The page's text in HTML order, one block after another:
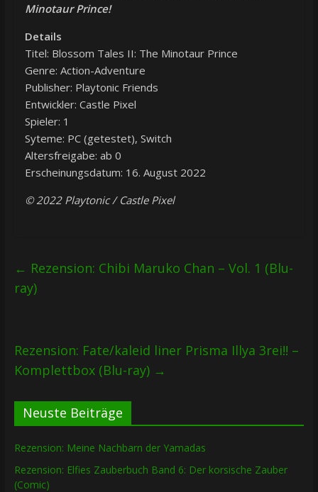
Minotaur Prince!
Details
Titel: Blossom Tales II: The Minotaur Prince
Genre: Action-Adventure
Publisher: Playtonic Friends
Entwickler: Castle Pixel
Spieler: 1
Syteme: PC (getestet), Switch
Altersfreigabe: ab 0
Erscheinungsdatum: 16. August 2022
© 2022 Playtonic / Castle Pixel
← Rezension: Chibi Maruko Chan – Vol. 1 (Blu-
ray)
Rezension: Fate/kaleid liner Prisma Illya 3rei!! –
Komplettbox (Blu-ray) →
Neuste Beiträge
Rezension: Meine Nachbarn der Yamadas
Rezension: Elfies Zauberbuch Band 6: Der korsische Zauber
(Comic)